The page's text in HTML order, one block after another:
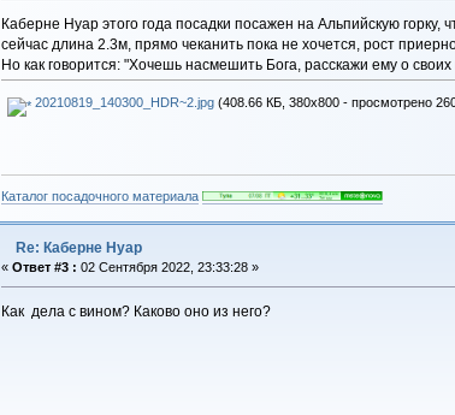
Каберне Нуар этого года посадки посажен на Альпийскую
сейчас длина 2.3м, прямо чеканить пока не хочется, рост
Но как говорится: "Хочешь насмешить Бога, расскажи ему о
20210819_140300_HDR~2.jpg(408.66 КБ, 380x800 - просмотрено
Каталог посадочного материала
Re: Каберне Нуар
« Ответ #3 : 02 Сентября 2022, 23:33:28 »
Как дела с вином? Каково оно из него?